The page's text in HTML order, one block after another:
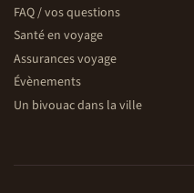
FAQ / vos questions
Santé en voyage
Assurances voyage
Évènements
Un bivouac dans la ville